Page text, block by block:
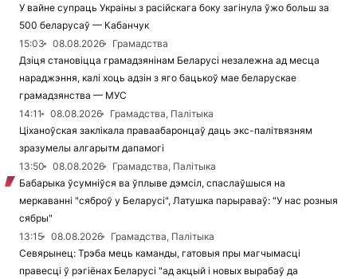
У вайне супраць Украіны з расійскага боку загінула ўжо больш за
500 беларусаў — Кабанчук
15:03
08.08.2026
Грамадства
Дзіця становіцца грамадзянінам Беларусі незалежна ад месца
нараджэння, калі хоць адзін з яго бацькоў мае беларускае
грамадзянства — МУС
14:11
08.08.2026
Грамадства, Палітыка
Ціханоўская заклікала праваабаронцаў даць экс-палітвязням
зразумелы алгарытм дапамогі
13:50
08.08.2026
Грамадства, Палітыка
Бабарыка ўсумніўся ва ўплыве дэмсіл, спаслаўшыся на
меркаванні "сяброў у Беларусі", Латушка парыраваў: "У нас розныя
сябры"
13:15
08.08.2026
Грамадства, Палітыка
Севярынец: Трэба мець каманды, гатовыя пры магчымасці
правесці ў рэгіёнах Беларусі "ад акцый і новых вырабаў да